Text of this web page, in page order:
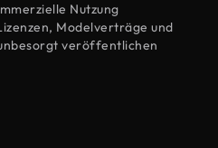
Nutzung
Modelverträge und
veröffentlichen